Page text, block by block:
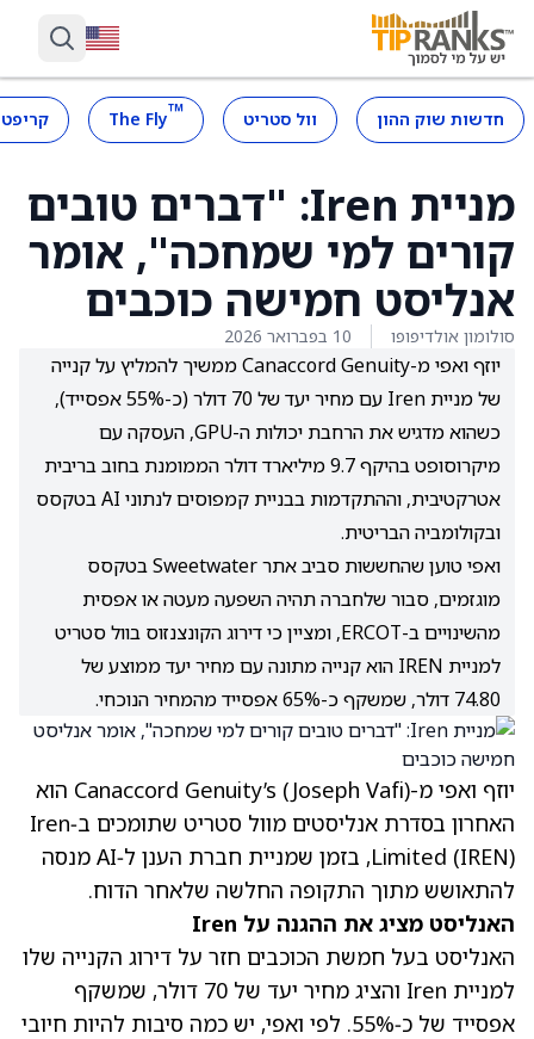
חדשות שוק ההון וול סטריט ™
The Fly
מניית Iren: "דברים טובים
קורים למי שמחכה", אומר
אנליסט חמישה כוכבים
סולומון אולדיפופו 10 בפברואר 2026
יוזף ואפי מ-Canaccord Genuity ממשיך להמליץ על קנייה
של מניית Iren עם מחיר יעד של 70 דולר (כ-55% אפסייד),
כשהוא מדגיש את הרחבת יכולות ה-GPU, העסקה עם
מיקרוסופט בהיקף 9.7 מיליארד דולר הממומנת בחוב בריבית
אטרקטיבית, וההתקדמות בבניית קמפוסים לנתוני AI בטקסס
ובקולומביה הבריטית.
ואפי טוען שהחששות סביב אתר Sweetwater בטקסס
מוגזמים, סבור שלחברה תהיה השפעה מעטה או אפסית
מהשינויים ב-ERCOT, ומציין כי דירוג הקונצנזוס בוול סטריט
למניית IREN הוא קנייה מתונה עם מחיר יעד ממוצע של
74.80 דולר, שמשקף כ-65% אפסייד מהמחיר הנוכחי.
יוזף ואפי מ-Canaccord Genuity’s (Joseph Vafi) הוא
האחרון בסדרת אנליסטים מוול סטריט שתומכים ב‑Iren
Limited (IREN)
, בזמן שמניית חברת הענן ל‑AI מנסה
להתאושש מתוך התקופה החלשה שלאחר הדוח.
האנליסט מציג את ההגנה על Iren
האנליסט בעל חמשת הכוכבים חזר על דירוג הקנייה שלו
למניית Iren והציג מחיר יעד של 70 דולר, שמשקף
אפסייד של כ‑55%. לפי ואפי, יש כמה סיבות להיות חיובי